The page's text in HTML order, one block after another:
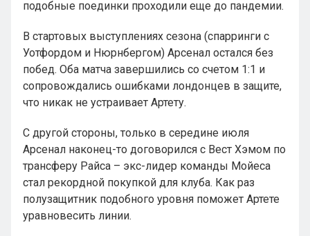
подобные поединки проходили еще до пандемии.
В стартовых выступлениях сезона (спарринги с
Уотфордом и Нюрнбергом) Арсенал остался без
побед. Оба матча завершились со счетом 1:1 и
сопровождались ошибками лондонцев в защите,
что никак не устраивает Артету.
С другой стороны, только в середине июля
Арсенал наконец-то договорился с Вест Хэмом по
трансферу Райса – экс-лидер команды Мойеса
стал рекордной покупкой для клуба. Как раз
полузащитник подобного уровня поможет Артете
уравновесить линии.